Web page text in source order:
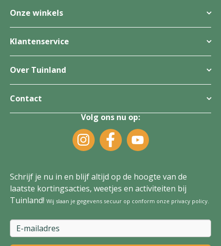
Onze winkels
Klantenservice
Over Tuinland
Contact
Volg ons nu op:
Schrijf je nu in en blijf altijd op de hoogte van de
laatste kortingsacties, weetjes en activiteiten bij
Tuinland! Wij slaan je gegevens secuur op conform onze privacy policy